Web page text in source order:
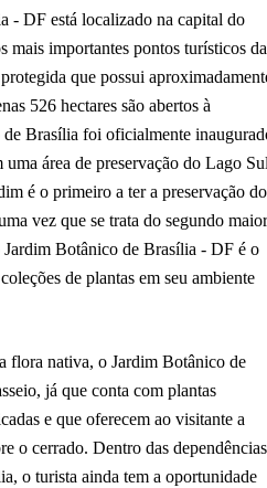
- DF está localizado na capital do
mais importantes pontos turísticos da
que possui
526 hectares são abertos à
Brasília foi oficialmente
área de preservação do Lago
é o primeiro a ter a preservação do
vez que se trata do segundo maior
Botânico de Brasília - DF é o
de plantas em seu ambiente
flora nativa, o Jardim Botânico de
já que conta com plantas
e que oferecem ao visitante a
o cerrado. Dentro das dependências
o turista ainda tem a oportunidade